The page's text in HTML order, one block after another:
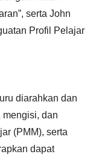
serta John
Profil Pelajar
diarahkan dan
mengisi, dan
(PMM), serta
dapat